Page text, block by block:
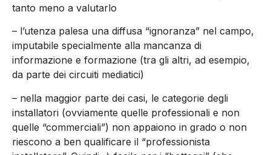
tanto meno a valutarlo
– l’utenza palesa una diffusa “ignoranza” nel campo,
imputabile specialmente alla mancanza di
informazione e formazione (tra gli altri, ad esempio,
da parte dei circuiti mediatici)
– nella maggior parte dei casi, le categorie degli
installatori (ovviamente quelle professionali e non
quelle “commerciali”) non appaiono in grado o non
riescono a ben qualificare il “professionista